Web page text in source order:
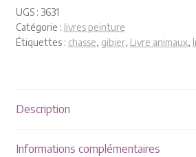
Plaquettes et publicités
UGS : 3631
Catégorie : livres peinture
Étiquettes : chasse, gibier, Livre animaux,
Description
Informations complémentaires